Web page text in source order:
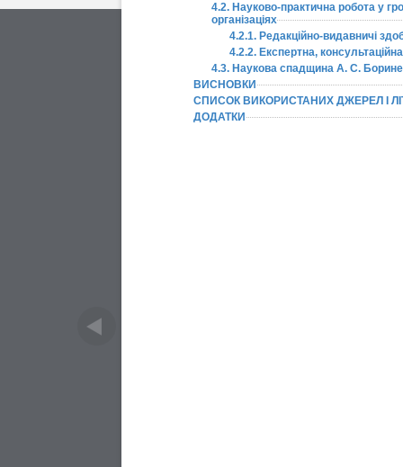
4.2. Науково-практична робота у
організаціях
4.2.1. Редакційно-видавничі
4.2.2. Експертна,
4.3. Наукова спадщина А. С.
ВИСНОВКИ
СПИСОК ВИКОРИСТАНИХ ДЖЕРЕЛ І
ДОДАТКИ